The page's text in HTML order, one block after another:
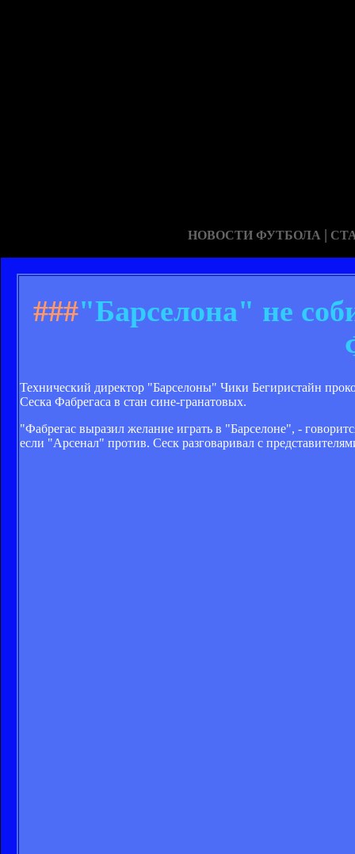
НОВОСТИ ФУТБОЛА |
###"Барселона" не
Технический директор "Барселоны" Чики Бегиристайн
Сеска Фабрегаса в стан сине-гранатовых.
"Фабрегас выразил желание играть в "Барселоне", -
если "Арсенал" против. Сеск разговаривал с